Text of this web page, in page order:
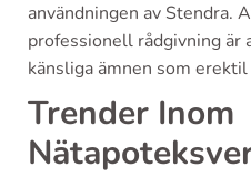
användningen av Stendra.
professionell rådgivning är
känsliga ämnen som
Trender Inom